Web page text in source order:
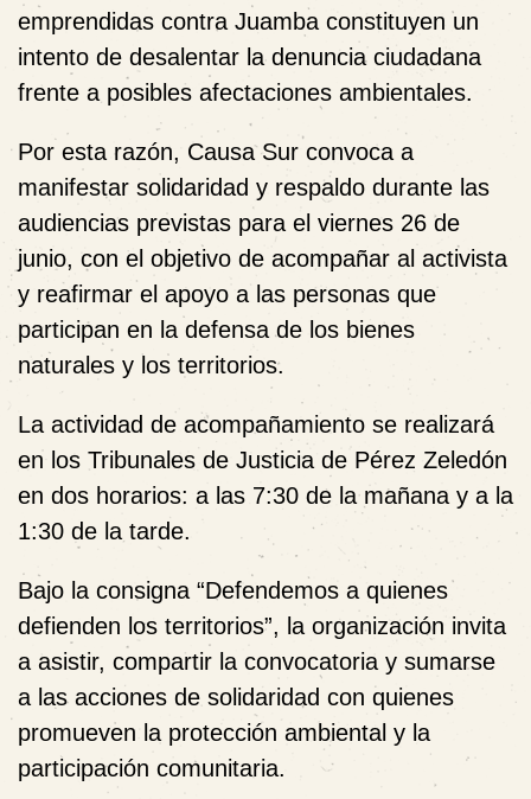
emprendidas contra Juamba constituyen un
intento de desalentar la denuncia ciudadana
frente a posibles afectaciones ambientales.
Por esta razón, Causa Sur convoca a
manifestar solidaridad y respaldo durante las
audiencias previstas para el viernes 26 de
junio, con el objetivo de acompañar al activista
y reafirmar el apoyo a las personas que
participan en la defensa de los bienes
naturales y los territorios.
La actividad de acompañamiento se realizará
en los Tribunales de Justicia de Pérez Zeledón
en dos horarios: a las 7:30 de la mañana y a la
1:30 de la tarde.
Bajo la consigna “Defendemos a quienes
defienden los territorios”, la organización invita
a asistir, compartir la convocatoria y sumarse
a las acciones de solidaridad con quienes
promueven la protección ambiental y la
participación comunitaria.